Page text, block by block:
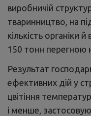
виробничій
тваринництво, на
кількість органіки
150 тонн перегною
Результат
ефективних дій у
цвітіння
і менше,